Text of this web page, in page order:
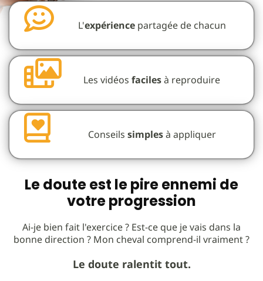
L'expériencepartagée de chacun
Les vidéosfacilesà reproduire
Conseils simplesà appliquer
Le doute est le pire ennemi de
votre progression
Ai-je bien fait l'exercice ? Est-ce que je vais dans la
bonne direction ? Mon cheval comprend-il vraiment ?
Le doute ralentit tout.